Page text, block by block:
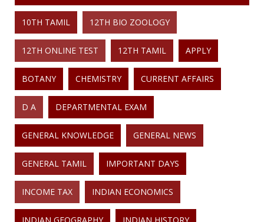
10TH TAMIL 12TH BIO ZOOLOGY
12TH ONLINE TEST 12TH TAMIL APPLY
BOTANY CHEMISTRY CURRENT AFFAIRS
D A DEPARTMENTAL EXAM
GENERAL KNOWLEDGE GENERAL NEWS
GENERAL TAMIL IMPORTANT DAYS
INCOME TAX INDIAN ECONOMICS